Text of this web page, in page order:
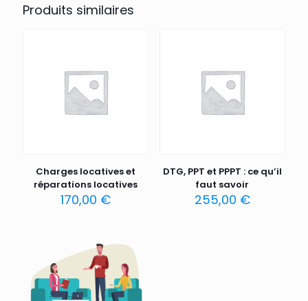
Produits similaires
Charges locatives et
réparations locatives
170,00 €
DTG, PPT et PPPT : ce qu’il
faut savoir
255,00 €